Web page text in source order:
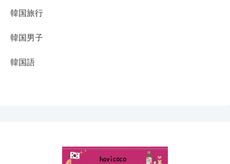
韓国旅行
韓国男子
韓国語